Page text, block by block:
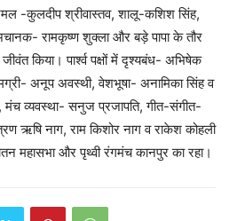
-कुलदीप श्रीवास्तव, शालू-कशिश सिंह,
रामकृष्ण शुक्ला और बड़े पापा के तौर
किया। पार्श्व पक्षों में दृश्यबंध- अभिषेक
अनूप अवस्थी, वेशभूषा- अनामिका सिंह व
व्यवस्था- सनुज प्रजापति, गीत-संगीत-
ऋषि नाग, राम किशोर नाग व राकेश कोहली
महासभा और पृथ्वी रंगमंच कानपुर का रहा।